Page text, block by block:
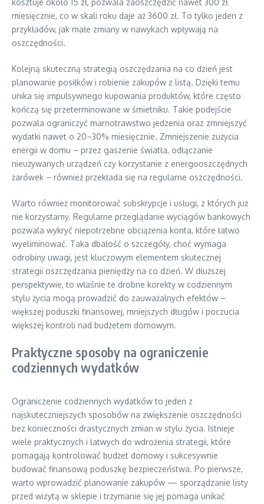
miesięcznie, co w skali roku daje aż 3600 zł. To tylko jeden z
przykładów, jak małe zmiany w nawykach wpływają na
oszczędności.
Kolejną skuteczną strategią oszczędzania na co dzień jest
planowanie posiłków i robienie zakupów z listą. Dzięki temu
unika się impulsywnego kupowania produktów, które często
kończą się przeterminowane w śmietniku. Takie podejście
pozwala ograniczyć marnotrawstwo jedzenia oraz zmniejszyć
wydatki nawet o 20–30% miesięcznie. Zmniejszenie zużycia
energii w domu – przez gaszenie światła, odłączanie
nieużywanych urządzeń czy korzystanie z energooszczędnych
żarówek – również przekłada się na regularne oszczędności.
Warto również monitorować subskrypcje i usługi, z których już
nie korzystamy. Regularne przeglądanie wyciągów bankowych
pozwala wykryć niepotrzebne obciążenia konta, które łatwo
wyeliminować. Taka dbałość o szczegóły, choć wymaga
odrobiny uwagi, jest kluczowym elementem skutecznej
strategii oszczędzania pieniędzy na co dzień. W dłuższej
perspektywie, to właśnie te drobne korekty w codziennym
stylu życia mogą prowadzić do zauważalnych efektów –
większej poduszki finansowej, mniejszych długów i poczucia
większej kontroli nad budżetem domowym.
Praktyczne sposoby na ograniczenie
codziennych wydatków
Ograniczenie codziennych wydatków to jeden z
najskuteczniejszych sposobów na zwiększenie oszczędności
bez konieczności drastycznych zmian w stylu życia. Istnieje
wiele praktycznych i łatwych do wdrożenia strategii, które
pomagają kontrolować budżet domowy i sukcesywnie
budować finansową poduszkę bezpieczeństwa. Po pierwsze,
warto wprowadzić planowanie zakupów — sporządzanie listy
przed wizytą w sklepie i trzymanie się jej pomaga unikać